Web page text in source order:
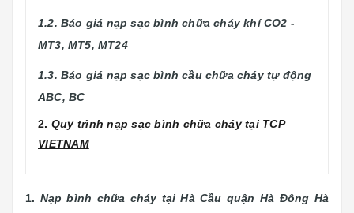
1.2. Báo giá nạp sạc bình chữa cháy khí CO2 -
MT3, MT5, MT24
1.3. Báo giá nạp sạc bình cầu chữa cháy tự động
ABC, BC
2. Quy trình nạp sạc bình chữa cháy tại TCP
VIETNAM
1. Nạp bình chữa cháy tại Hà Cầu quận Hà Đông Hà